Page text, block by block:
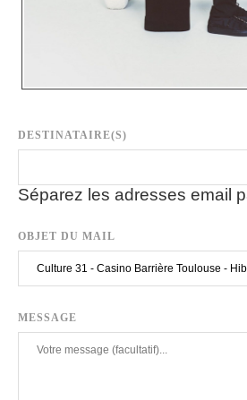
DESTINATAIRE(S)
Séparez les adresses email
OBJET DU MAIL
MESSAGE